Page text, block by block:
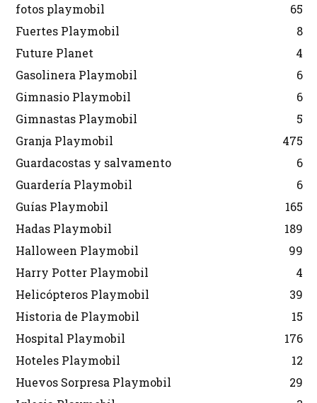
fotos playmobil
65
Fuertes Playmobil
8
Future Planet
4
Gasolinera Playmobil
6
Gimnasio Playmobil
6
Gimnastas Playmobil
5
Granja Playmobil
475
Guardacostas y salvamento
6
Guardería Playmobil
6
Guías Playmobil
165
Hadas Playmobil
189
Halloween Playmobil
99
Harry Potter Playmobil
4
Helicópteros Playmobil
39
Historia de Playmobil
15
Hospital Playmobil
176
Hoteles Playmobil
12
Huevos Sorpresa Playmobil
29